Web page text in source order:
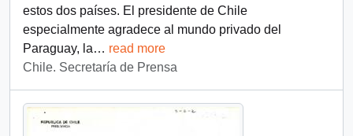
estos dos países. El presidente de Chile
especialmente agradece al mundo privado del
Paraguay, la… read more
Chile. Secretaría de Prensa